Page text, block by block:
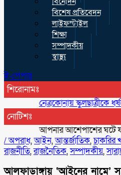
বিশেষ প্রতিবেদন
লাইফস্টাইল
শিক্ষা
সম্পাদকীয়
স্বাস্থ্য
ই-পেপার
শিরোনামঃ
নেত্রকোনায় স্কুলছাত্রীকে
নোটিশঃ
আপনার আশেপাশের ঘটে যাওয়া
/অপরাধ,আইন,আন্তর্জাতিক,চাকরির
রাজনীতি,রাজনৈতিক,সম্পাদকীয়,
আলফাডাঙ্গায় ‘আইনের নামে’